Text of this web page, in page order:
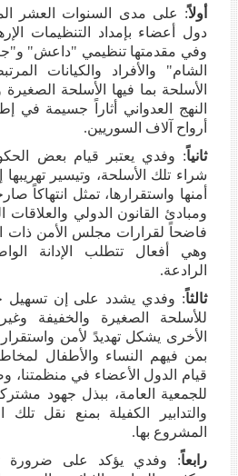
أولاً: على مدى السنوات العشر
دول أعضاء بإمداد التنظيمات
وفي مقدمتها تنظيمي "داعش"
الشام" والأفراد والكيانات
الأسلحة بما فيها الأسلحة
النهج العدواني أثاراً جسيمة في
أرواح آلاف السوريين.
ثانياً: وفدي يعتبر قيام بعض
شراء تلك الأسلحة، وتيسير
أمنها واستقرارها، تمثل انتهاكاً
ومبادئ القانون الدولي والعلاقات
فاضحاً لقرارات مجلس الأمن ذات
وهي أفعال تتطلب الإدانة
الرادعة.
ثالثاً: وفدي يشدد على إن تسهيل
للأسلحة الصغيرة والخفيفة
الأخرى يشكل تهديدً لأمن
بمن فيهم النساء والأطفال
قيام الدول الأعضاء في منظمتنا،
للجمعية العامة، ببذل جهود
والتدابير الكفيلة بمنع نقل تلك
المشروع بها.
رابعاً: وفدي يؤكد على ضرورة